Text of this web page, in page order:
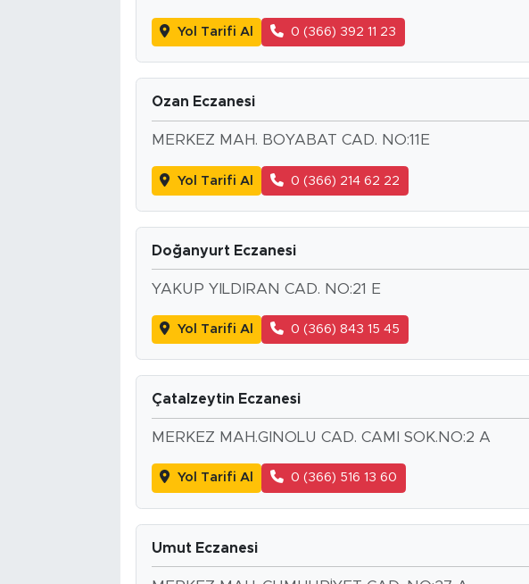
Yol Tarifi Al 0 (366) 392 11 23
Ozan Eczanesi
MERKEZ MAH. BOYABAT CAD. NO:11E
Yol Tarifi Al 0 (366) 214 62 22
Doğanyurt Eczanesi
YAKUP YILDIRAN CAD. NO:21 E
Yol Tarifi Al 0 (366) 843 15 45
Çatalzeytin Eczanesi
MERKEZ MAH.GINOLU CAD. CAMI SOK.NO:2 A
Yol Tarifi Al 0 (366) 516 13 60
Umut Eczanesi